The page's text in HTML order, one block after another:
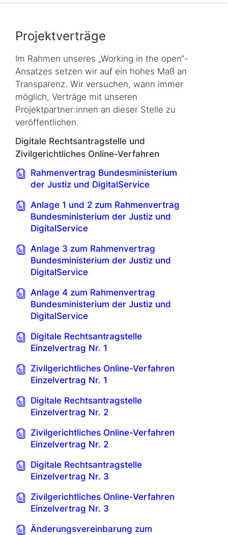
Projektverträge
Im Rahmen unseres „Working in the open“-
Ansatzes setzen wir auf ein hohes Maß an
Transparenz. Wir versuchen, wann immer
möglich, Verträge mit unseren
Projektpartner:innen an dieser Stelle zu
veröffentlichen.
Digitale Rechtsantragstelle und
Zivilgerichtliches Online-Verfahren
Rahmenvertrag Bundesministerium
der Justiz und DigitalService
Anlage 1 und 2 zum Rahmenvertrag
Bundesministerium der Justiz und
DigitalService
Anlage 3 zum Rahmenvertrag
Bundesministerium der Justiz und
DigitalService
Anlage 4 zum Rahmenvertrag
Bundesministerium der Justiz und
DigitalService
Digitale Rechtsantragstelle
Einzelvertrag Nr. 1
Zivilgerichtliches Online-Verfahren
Einzelvertrag Nr. 1
Digitale Rechtsantragstelle
Einzelvertrag Nr. 2
Zivilgerichtliches Online-Verfahren
Einzelvertrag Nr. 2
Digitale Rechtsantragstelle
Einzelvertrag Nr. 3
Zivilgerichtliches Online-Verfahren
Einzelvertrag Nr. 3
Änderungsvereinbarung zum